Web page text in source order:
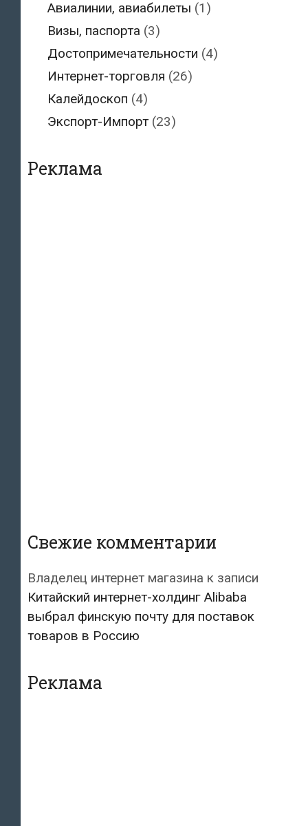
Авиалинии, авиабилеты (1)
Визы, паспорта (3)
Достопримечательности (4)
Интернет-торговля (26)
Калейдоскоп (4)
Экспорт-Импорт(23)
Реклама
Свежие комментарии
Владелец интернет магазина к записи
Китайский интернет-холдинг Alibaba
выбрал финскую почту для поставок
товаров в Россию
Реклама